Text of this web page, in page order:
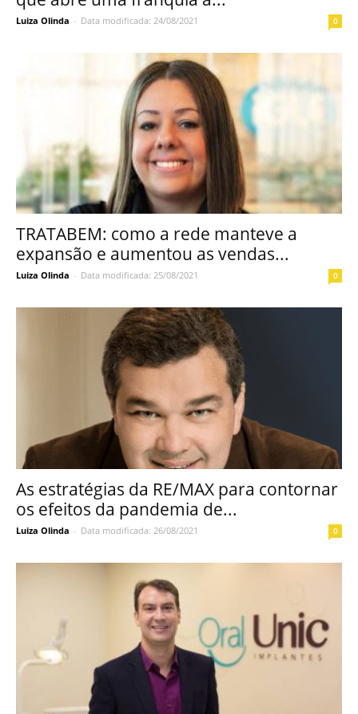
Luiza Olinda - Data modificada: 24/08/2021 0
TRATABEM: como a rede manteve a
expansão e aumentou as vendas...
Luiza Olinda - Data modificada: 25/08/2021 0
As estratégias da RE/MAX para contornar
os efeitos da pandemia de...
Luiza Olinda - Data modificada: 26/08/2021 0